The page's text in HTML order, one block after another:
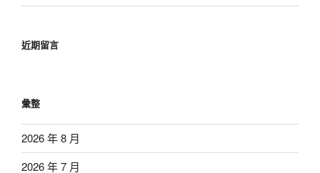
近期留言
彙整
2026 年 8 月
2026 年 7 月